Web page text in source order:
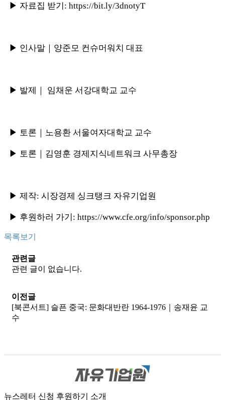
▶ 자료집 받기: https://bit.ly/3dnotyT
▶ 인사말｜양준모 컨슈머워치 대표
▶ 발제｜ 임채운 서강대학교 교수
▶ 토론｜노용환 서울여자대학교 교수
▶ 토론｜김영훈 경제지식네트워크 사무총장
▶ 제작: 시장경제 싱크탱크 자유기업원
▶ 후원하러 가기: https://www.cfe.org/info/sponsor.php
목록보기
관련글
관련 글이 없습니다.
이전글
[북콘서트] 슬픈 중국: 문화대반란 1964-1976｜송재윤 교
수
뉴스레터 신청 후원하기 소개